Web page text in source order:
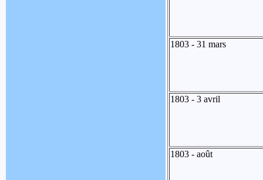
1803 - 31 mars
1803 - 3 avril
1803 - août